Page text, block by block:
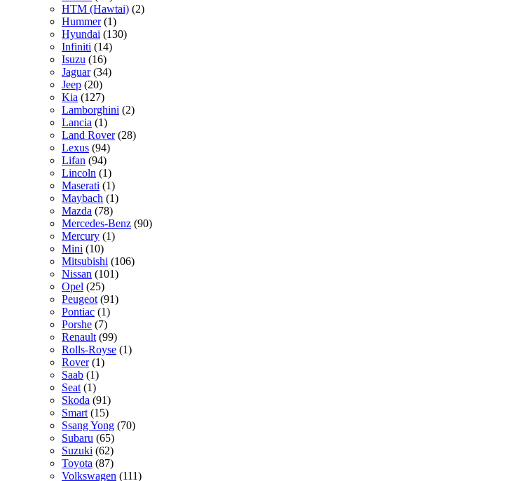
HTM (Hawtai) (2)
Hummer (1)
Hyundai (130)
Infiniti (14)
Isuzu (16)
Jaguar (34)
Jeep (20)
Kia (127)
Lamborghini (2)
Lancia (1)
Land Rover (28)
Lexus (94)
Lifan (94)
Lincoln (1)
Maserati (1)
Maybach (1)
Mazda (78)
Mercedes-Benz (90)
Mercury (1)
Mini (10)
Mitsubishi (106)
Nissan (101)
Opel (25)
Peugeot (91)
Pontiac (1)
Porshe (7)
Renault (99)
Rolls-Royse (1)
Rover (1)
Saab (1)
Seat (1)
Skoda (91)
Smart (15)
Ssang Yong (70)
Subaru (65)
Suzuki (62)
Toyota (87)
Volkswagen (111)